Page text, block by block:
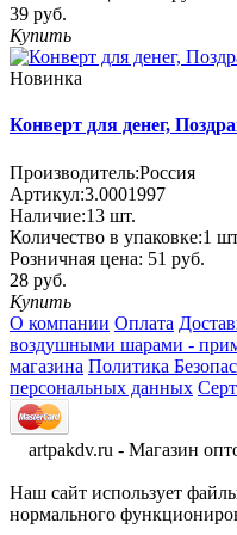
39 руб.
Купить
Новинка
Конверт для денег,
Производитель:Россия
Артикул:3.0001997
Наличие:13 шт.
Количество в упаковке:1
Розничная цена: 51 руб.
28 руб.
Купить
О компании Оплата
воздушными шарами -
магазина Политика
персональных данных
artpakdv.ru - Магазин
Наш сайт использует
нормального